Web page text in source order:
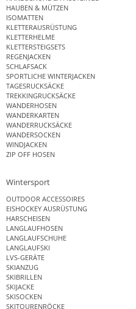
HAUBEN & MÜTZEN
ISOMATTEN
KLETTERAUSRÜSTUNG
KLETTERHELME
KLETTERSTEIGSETS
REGENJACKEN
SCHLAFSACK
SPORTLICHE WINTERJACKEN
TAGESRUCKSÄCKE
TREKKINGRUCKSÄCKE
WANDERHOSEN
WANDERKARTEN
WANDERRUCKSÄCKE
WANDERSOCKEN
WINDJACKEN
ZIP OFF HOSEN
Wintersport
OUTDOOR ACCESSOIRES
EISHOCKEY AUSRÜSTUNG
HARSCHEISEN
LANGLAUFHOSEN
LANGLAUFSCHUHE
LANGLAUFSKI
LVS-GERÄTE
SKIANZUG
SKIBRILLEN
SKIJACKE
SKISOCKEN
SKITOURENRÖCKE